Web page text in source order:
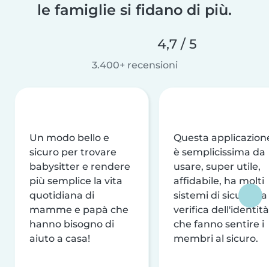
le famiglie si fidano di più.
4,7 / 5
3.400+ recensioni
Un modo bello e
sicuro per trovare
babysitter e rendere
più semplice la vita
quotidiana di
mamme e papà che
hanno bisogno di
aiuto a casa!
Questa
è semplicissima da
usare, super utile,
affidabile, ha molti
sistemi di sicurezza
verifica dell'identità
che fanno sentire i
membri al sicuro.